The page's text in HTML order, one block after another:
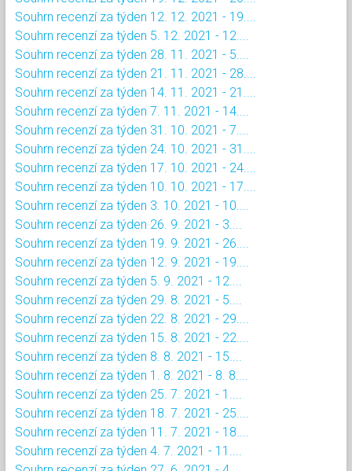
Souhrn recenzí za týden 12. 12. 2021 - 19....
Souhrn recenzí za týden 5. 12. 2021 - 12....
Souhrn recenzí za týden 28. 11. 2021 - 5....
Souhrn recenzí za týden 21. 11. 2021 - 28....
Souhrn recenzí za týden 14. 11. 2021 - 21....
Souhrn recenzí za týden 7. 11. 2021 - 14....
Souhrn recenzí za týden 31. 10. 2021 - 7....
Souhrn recenzí za týden 24. 10. 2021 - 31....
Souhrn recenzí za týden 17. 10. 2021 - 24....
Souhrn recenzí za týden 10. 10. 2021 - 17....
Souhrn recenzí za týden 3. 10. 2021 - 10....
Souhrn recenzí za týden 26. 9. 2021 - 3....
Souhrn recenzí za týden 19. 9. 2021 - 26....
Souhrn recenzí za týden 12. 9. 2021 - 19....
Souhrn recenzí za týden 5. 9. 2021 - 12....
Souhrn recenzí za týden 29. 8. 2021 - 5....
Souhrn recenzí za týden 22. 8. 2021 - 29....
Souhrn recenzí za týden 15. 8. 2021 - 22....
Souhrn recenzí za týden 8. 8. 2021 - 15....
Souhrn recenzí za týden 1. 8. 2021 - 8. 8....
Souhrn recenzí za týden 25. 7. 2021 - 1....
Souhrn recenzí za týden 18. 7. 2021 - 25....
Souhrn recenzí za týden 11. 7. 2021 - 18....
Souhrn recenzí za týden 4. 7. 2021 - 11....